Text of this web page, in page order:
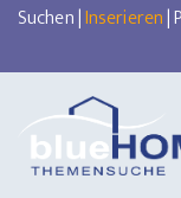
Suchen|Inserieren|